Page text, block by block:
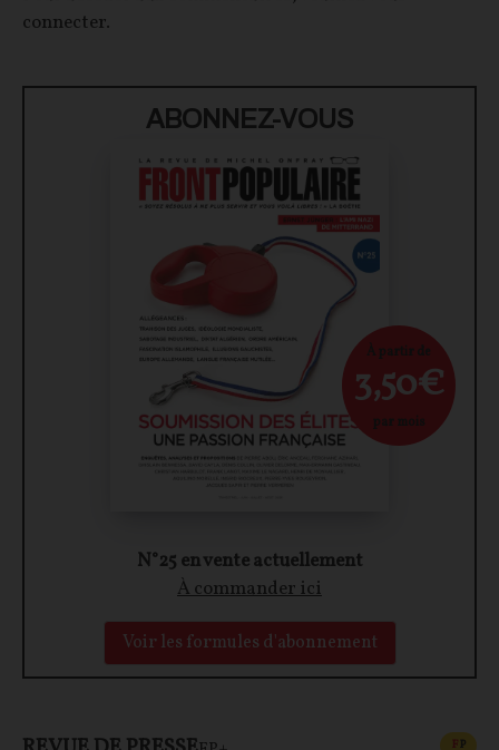
connecter.
ABONNEZ-VOUS
N°25 en vente actuellement
À commander ici
Voir les formules d'abonnement
À partir de
3,50€
par mois
FP